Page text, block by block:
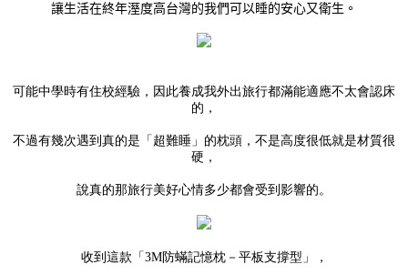
讓生活在終年溼度高台灣的我們可以睡的安心又衛生。
可能中學時有住校經驗，因此養成我外出旅行都滿能適應不太會認床
的，
不過有幾次遇到真的是「超難睡」的枕頭，不是高度很低就是材質很
硬，
說真的那旅行美好心情多少都會受到影響的。
收到這款「 3M防蟎記憶枕－平板支撐型」，